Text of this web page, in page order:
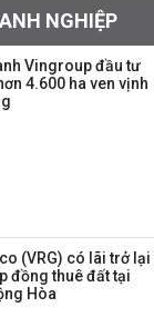
Bắc dự kiến cho
tối thiểu 100 ha
công nghiệp trong
doanh nghiệp Mỹ
Keppel ký thỏa thuận
NGHIỆP
Vingroup đầu tư
4.600 ha ven vịnh
(VRG) có lãi trở lại
đồng thuê đất tại
Hòa